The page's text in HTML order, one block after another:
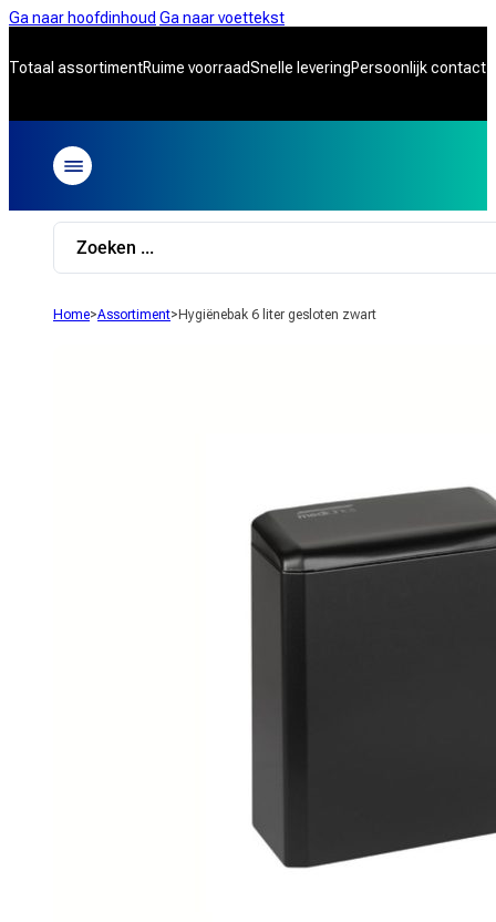
Ga naar hoofdinhoud Ga naar voettekst
Totaal assortimentRuime voorraadSnelle leveringPersoonlijk contact
Search
Home>Assortiment> Hygiënebak 6 liter gesloten zwart